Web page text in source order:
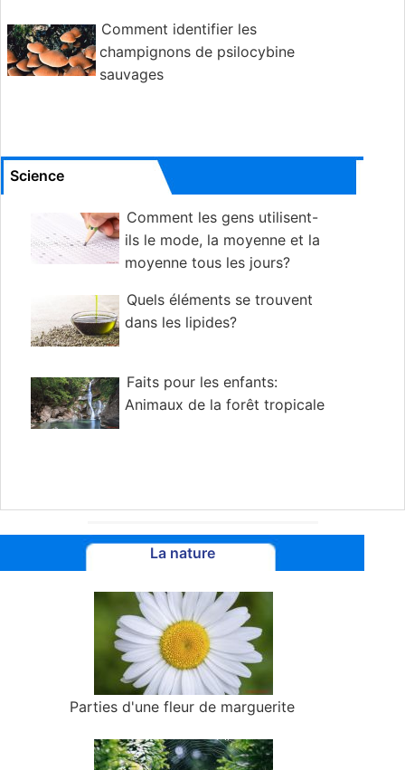
Comment identifier les
champignons de psilocybine
sauvages
Science
Comment les gens utilisent-
ils le mode, la moyenne et la
moyenne tous les jours?
Quels éléments se trouvent
dans les lipides?
Faits pour les enfants:
Animaux de la forêt tropicale
La nature
Parties d'une fleur de marguerite